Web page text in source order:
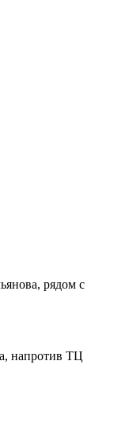
рядом с
напротив ТЦ